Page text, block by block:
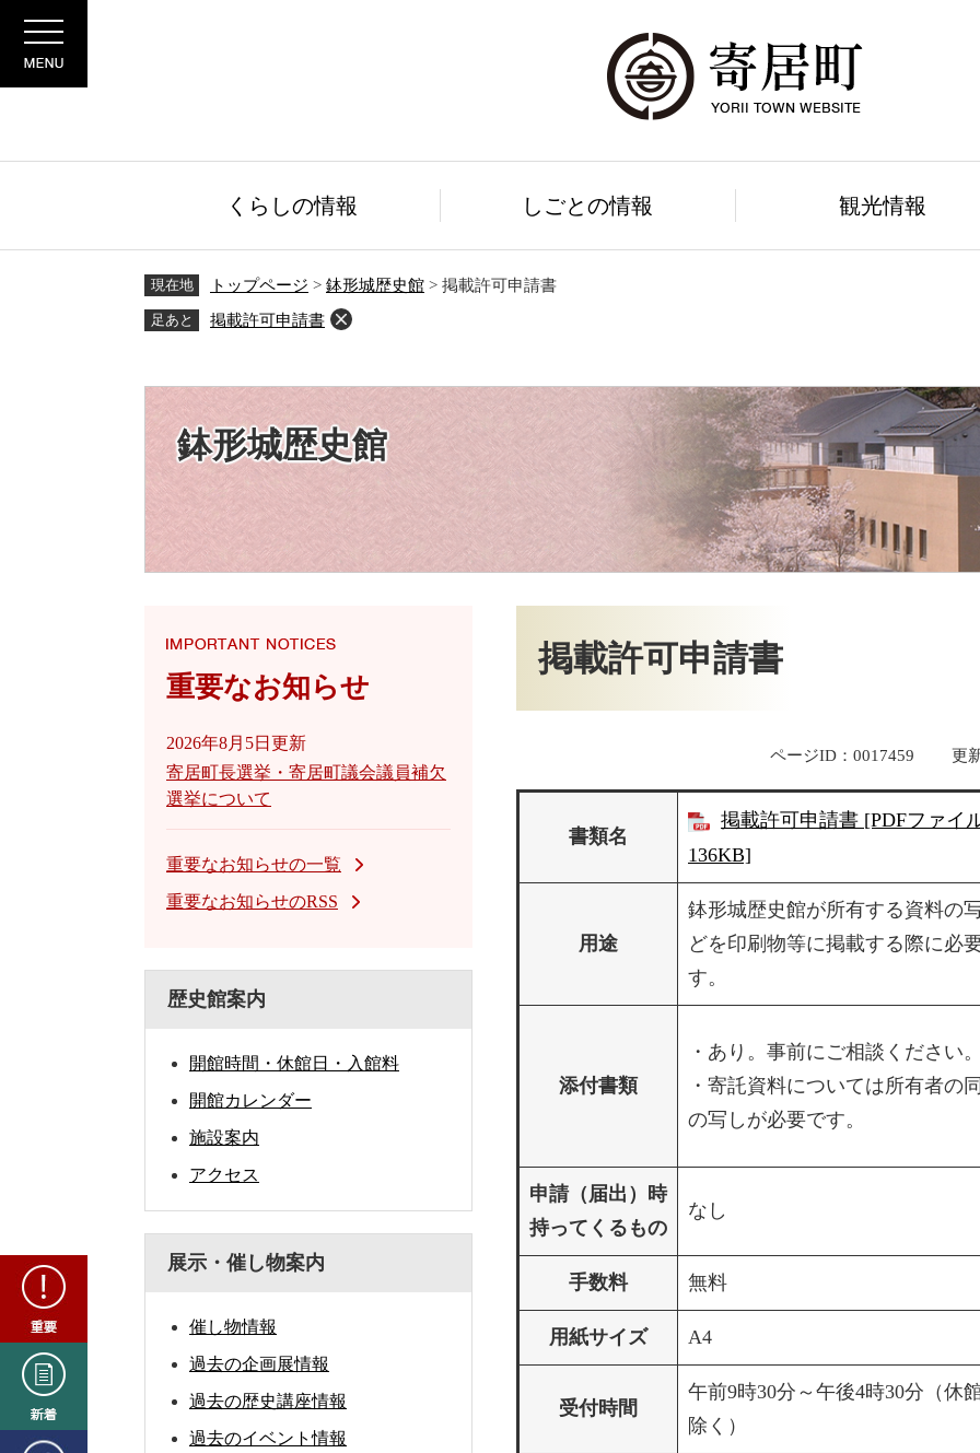
の
ー
本
SNS
くらしの情報 しごとの情報 観光情報
現在地 トップページ > 鉢形城歴史館 > 掲載許可申請書
足あと 掲載許可申請書
鉢形城歴史館
掲載許可申請書
ページID：0017459 更
書類名
掲載許可申請書 [PDFファイ
136KB]
用途
鉢形城歴史館が所有する資料の
どを印刷物等に掲載する際に必
す。
添付書類
・あり。事前にご相談ください
・寄託資料については所有者の
の写しが必要です。
申請（届出）時
持ってくるもの
なし
手数料 無料
用紙サイズ A4
受付時間
午前9時30分～午後4時30分（休
除く）
重要なお知らせ
2026年8月5日更新
寄居町長選挙・寄居町議会議員補欠
選挙について
重要なお知らせの一覧
重要なお知らせのRSS
歴史館案内
開館時間・休館日・入館料
開館カレンダー
施設案内
アクセス
展示・催し物案内
催し物情報
過去の企画展情報
過去の歴史講座情報
過去のイベント情報